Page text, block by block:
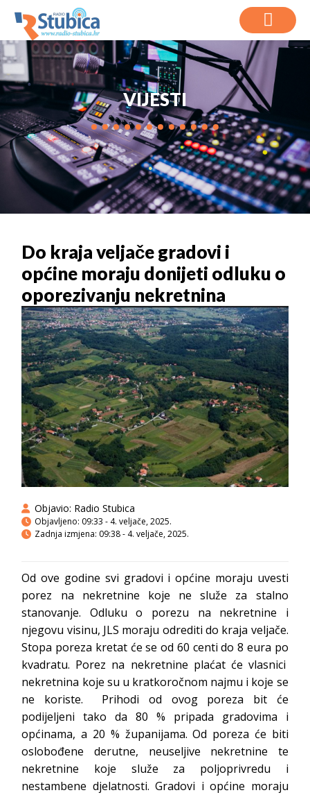
VIJESTI
Do kraja veljače gradovi i
općine moraju donijeti odluku o
oporezivanju nekretnina
Objavio: Radio Stubica
Objavljeno: 09:33 - 4. veljače, 2025.
Zadnja izmjena: 09:38 - 4. veljače, 2025.
Od ove godine svi gradovi i općine moraju uvesti
porez na nekretnine koje ne služe za stalno
stanovanje. Odluku o porezu na nekretnine i
njegovu visinu, JLS moraju odrediti do kraja veljače.
Stopa poreza kretat će se od 60 centi do 8 eura po
kvadratu. Porez na nekretnine plaćat će vlasnici
nekretnina koje su u kratkoročnom najmu i koje se
ne koriste. Prihodi od ovog poreza bit će
podijeljeni tako da 80 % pripada gradovima i
općinama, a 20 % županijama. Od poreza će biti
oslobođene derutne, neuseljive nekretnine te
nekretnine koje služe za poljoprivredu i
nestambene djelatnosti. Gradovi i općine moraju